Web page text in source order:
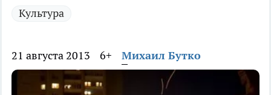
Культура
21 августа 2013 6+ Михаил Бутко